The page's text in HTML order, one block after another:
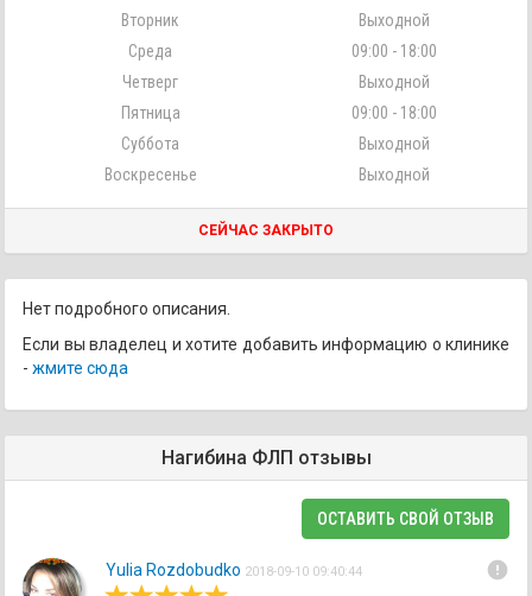
Вторник
Выходной
Среда
09:00 - 18:00
Четверг
Выходной
Пятница
09:00 - 18:00
Суббота
Выходной
Воскресенье
Выходной
СЕЙЧАС ЗАКРЫТО
Нет подробного описания.
Если вы владелец и хотите добавить информацию о клинике
- жмите сюда
Нагибина ФЛП отзывы
ОСТАВИТЬ СВОЙ ОТЗЫВ
Yulia Rozdobudko 2018-09-10 09:40:44 error